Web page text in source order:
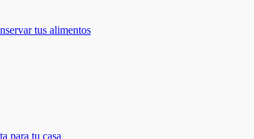
tus alimentos
para tu casa